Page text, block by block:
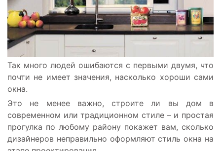
Так много людей ошибаются с первыми двумя, что
почти не имеет значения, насколько хороши сами
окна.
Это не менее важно, строите ли вы дом в
современном или традиционном стиле – и простая
прогулка по любому району покажет вам, сколько
дизайнеров неправильно оформляют стиль окна на